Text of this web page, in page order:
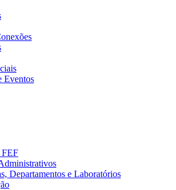
Eventos
FEF
Departamentos e Laboratórios